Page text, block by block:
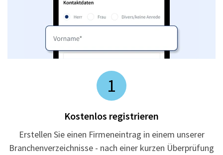
1
Kostenlos registrieren
Erstellen Sie einen Firmeneintrag in einem unserer
Branchenverzeichnisse - nach einer kurzen Überprüfung